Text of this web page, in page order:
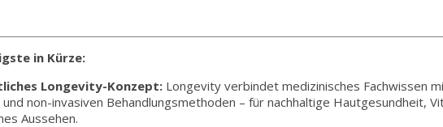
in Kürze:
Longevity-Konzept: Longevity verbindet medizinisches Fachwissen
und non-invasiven Behandlungsmethoden – für nachhaltige Hautgesundheit,
Aussehen.